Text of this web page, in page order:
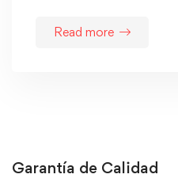
Read more
Garantía de Calidad